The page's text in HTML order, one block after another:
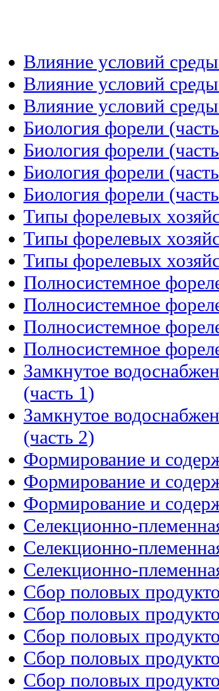
Влияние условий
Влияние условий
Влияние условий
Биология форели
Биология форели
Биология форели
Биология форели
Типы форелевых
Типы форелевых
Типы форелевых
Полносистемное
Полносистемное
Полносистемное
Полносистемное
Замкнутое
(часть 1)
Замкнутое
(часть 2)
Формирование и
Формирование и
Формирование и
Селекционно-
Селекционно-
Селекционно-
Сбор половых
Сбор половых
Сбор половых
Сбор половых
Сбор половых